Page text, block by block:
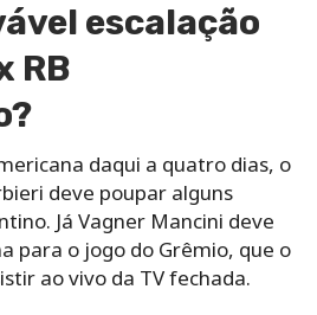
escalação
RB
daqui a quatro dias, o
deve poupar alguns
Já Vagner Mancini deve
para o jogo do Grêmio, que o
ao vivo da TV fechada.